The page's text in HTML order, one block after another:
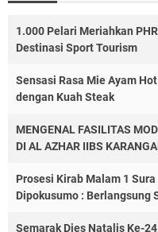
1.000 Pelari Meriahkan
Destinasi Sport Tourism
Sensasi Rasa Mie Ayam
dengan Kuah Steak
MENGENAL FASILITAS
DI AL AZHAR IIBS
Prosesi Kirab Malam 1
Dipokusumo : Berlangsung
Semarak Dies Natalis Ke-